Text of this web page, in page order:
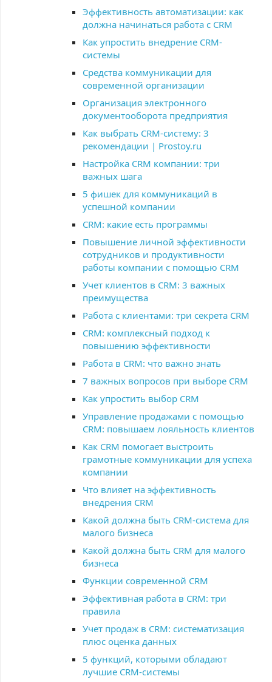
Эффективность автоматизации: как
должна начинаться работа с CRM
Как упростить внедрение CRM-
системы
Средства коммуникации для
современной организации
Организация электронного
документооборота предприятия
Как выбрать CRM-систему: 3
рекомендации | Prostoy.ru
Настройка CRM компании: три
важных шага
5 фишек для коммуникаций в
успешной компании
CRM: какие есть программы
Повышение личной эффективности
сотрудников и продуктивности
работы компании с помощью CRM
Учет клиентов в CRM: 3 важных
преимущества
Работа с клиентами: три секрета CRM
CRM: комплексный подход к
повышению эффективности
Работа в CRM: что важно знать
7 важных вопросов при выборе CRM
Как упростить выбор CRM
Управление продажами с помощью
CRM: повышаем лояльность клиентов
Как CRM помогает выстроить
грамотные коммуникации для успеха
компании
Что влияет на эффективность
внедрения CRM
Какой должна быть CRM-система для
малого бизнеса
Какой должна быть CRM для малого
бизнеса
Функции современной CRM
Эффективная работа в CRM: три
правила
Учет продаж в CRM: систематизация
плюс оценка данных
5 функций, которыми обладают
лучшие CRM-системы